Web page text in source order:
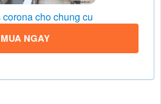
cho chung cu
MUA NGAY